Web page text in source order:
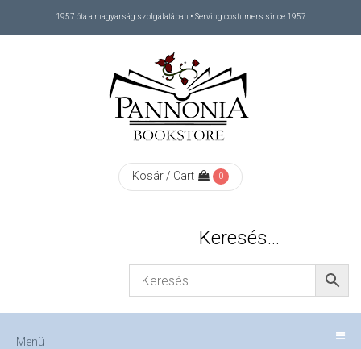
1957 óta a magyarság szolgálatában • Serving costumers since 1957
Kosár / Cart 0
Keresés…
Menü